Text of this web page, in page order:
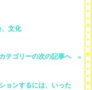
、文化
テゴリーの次の記事へ »
ョンするには、いった